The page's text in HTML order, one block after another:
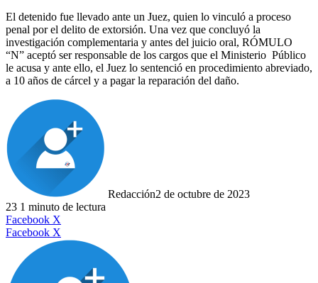
El detenido fue llevado ante un Juez, quien lo vinculó a proceso
penal por el delito de extorsión. Una vez que concluyó la
investigación complementaria y antes del juicio oral, RÓMULO
“N” aceptó ser responsable de los cargos que el Ministerio Público
le acusa y ante ello, el Juez lo sentenció en procedimiento abreviado,
a 10 años de cárcel y a pagar la reparación del daño.
Redacción2 de octubre de 2023
23 1 minuto de lectura
Facebook X
Facebook X
por
electrónico